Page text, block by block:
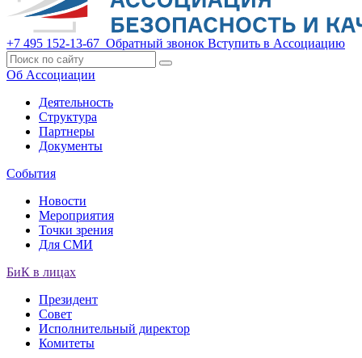
+7 495 152-13-67 Обратный звонок Вступить в Ассоциацию
Об Ассоциации
Деятельность
Структура
Партнеры
Документы
События
Новости
Мероприятия
Точки зрения
Для СМИ
БиК в лицах
Президент
Совет
Исполнительный директор
Комитеты